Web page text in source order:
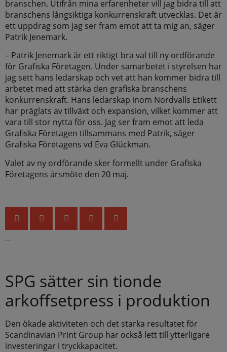
branschen. Utifrån mina erfarenheter vill jag bidra till att
branschens långsiktiga konkurrenskraft utvecklas. Det är
ett uppdrag som jag ser fram emot att ta mig an, säger
Patrik Jenemark.
– Patrik Jenemark är ett riktigt bra val till ny ordförande
för Grafiska Företagen. Under samarbetet i styrelsen har
jag sett hans ledarskap och vet att han kommer bidra till
arbetet med att stärka den grafiska branschens
konkurrenskraft. Hans ledarskap inom Nordvalls Etikett
har präglats av tillväxt och expansion, vilket kommer att
vara till stor nytta för oss. Jag ser fram emot att leda
Grafiska Företagen tillsammans med Patrik, säger
Grafiska Företagens vd Eva Glückman.
Valet av ny ordförande sker formellt under Grafiska
Företagens årsmöte den 20 maj.
SPG sätter sin tionde
arkoffsetpress i produktion
Den ökade aktiviteten och det starka resultatet för
Scandinavian Print Group har också lett till ytterligare
investeringar i tryckkapacitet.